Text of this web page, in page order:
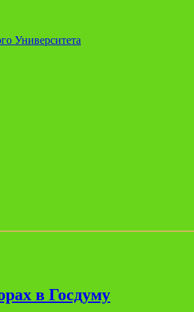
Университета
в Госдуму